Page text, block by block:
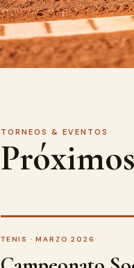
TORNEOS & EVENTOS
TENIS · MARZO 2026